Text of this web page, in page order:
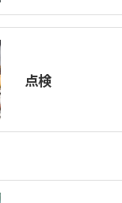
点検